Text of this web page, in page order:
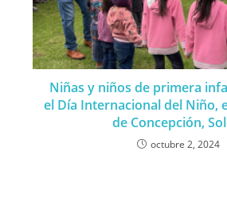
Niñas y niños de primera
el Día Internacional del Niño,
de Concepción,
octubre 2, 2024